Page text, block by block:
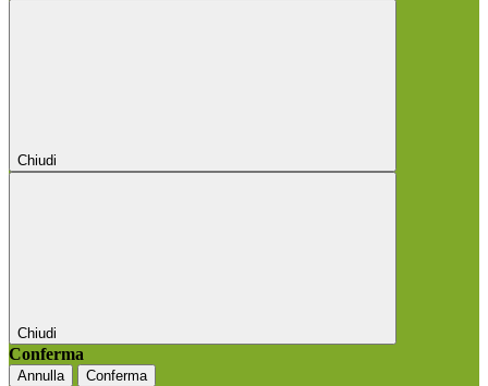
Chiudi
Chiudi
Conferma
Annulla Conferma